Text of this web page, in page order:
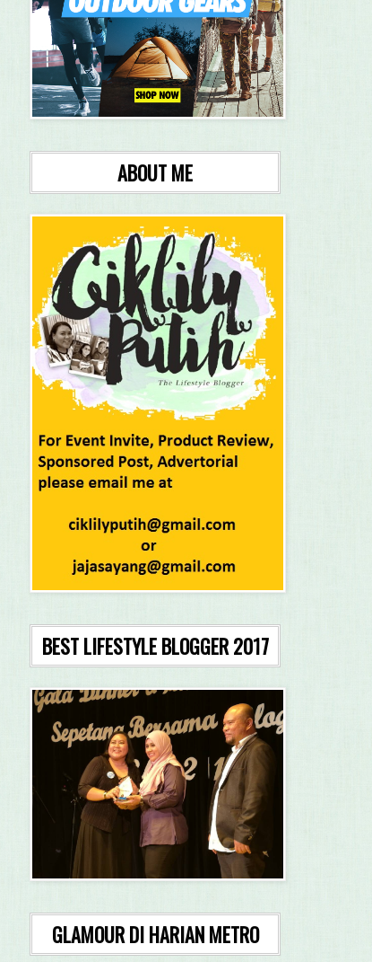
ABOUT ME
BEST LIFESTYLE BLOGGER 2017
GLAMOUR DI HARIAN METRO